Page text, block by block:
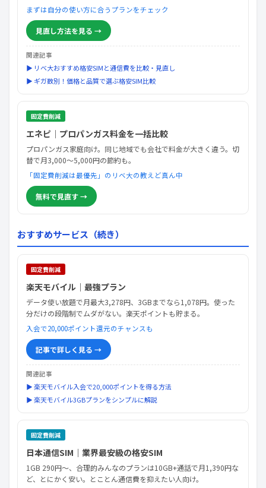
まずは自分の使い方に合うプランをチェック
見直し方法を見る →
関連記事
▶ リベ大おすすめ格安SIMと通信費を比較・見直し
▶ ギガ数別！価格と品質で選ぶ格安SIM比較
固定費削減
エネピ｜プロパンガス料金を一括比較
プロパンガス家庭向け。同じ地域でも会社で料金が大きく違う。切
替で月3,000〜5,000円の節約も。
「固定費削減は最優先」のリベ大の教えど真ん中
無料で見直す →
おすすめサービス（続き）
固定費削減
楽天モバイル｜最強プラン
データ使い放題で月最大3,278円、3GBまでなら1,078円。使った
分だけの段階制でムダがない。楽天ポイントも貯まる。
入会で20,000ポイント還元のチャンスも
記事で詳しく見る →
関連記事
▶ 楽天モバイル入会で20,000ポイントを得る方法
▶ 楽天モバイル3GBプランをシンプルに解説
固定費削減
日本通信SIM｜業界最安級の格安SIM
1GB 290円〜、合理的みんなのプランは10GB+通話で月1,390円な
ど、とにかく安い。とことん通信費を抑えたい人向け。